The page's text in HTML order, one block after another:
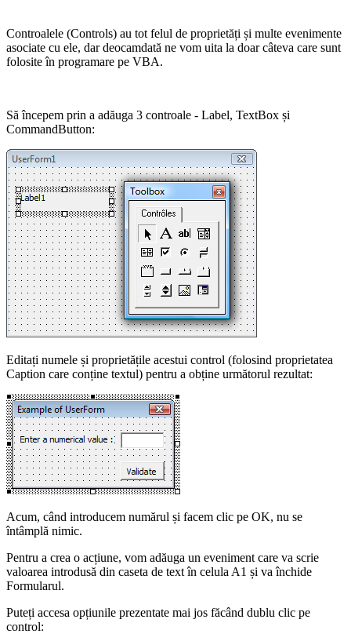
Controalele (Controls) au tot felul de proprietăți și multe evenimente
asociate cu ele, dar deocamdată ne vom uita la doar câteva care sunt
folosite în programare pe VBA.
Să începem prin a adăuga 3 controale - Label, TextBox și
CommandButton:
Editați numele și proprietățile acestui control (folosind proprietatea
Caption care conține textul) pentru a obține următorul rezultat:
Acum, când introducem numărul și facem clic pe OK, nu se
întâmplă nimic.
Pentru a crea o acțiune, vom adăuga un eveniment care va scrie
valoarea introdusă din caseta de text în celula A1 și va închide
Formularul.
Puteți accesa opțiunile prezentate mai jos făcând dublu clic pe
control: